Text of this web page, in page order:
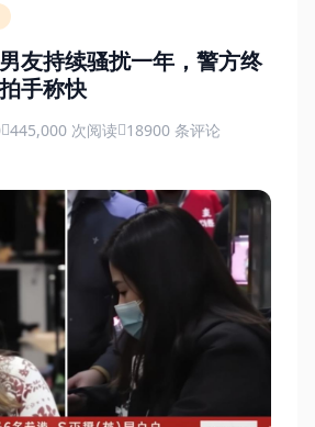
友持续骚扰一年，警方终
手称快
445,000 次阅读 18900 条评论